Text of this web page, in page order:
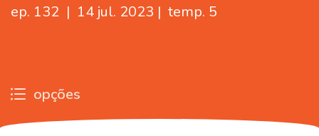
ep. 132 | 14 jul. 2023 | temp. 5
opções